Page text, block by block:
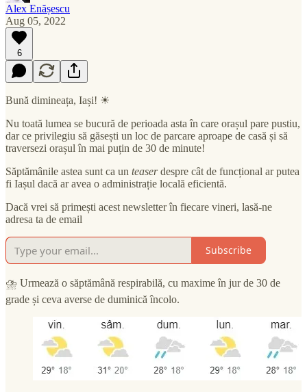
Alex Enășescu
Aug 05, 2022
6
Bună dimineața, Iași! ☀
Nu toată lumea se bucură de perioada asta în care orașul pare pustiu,
dar ce privilegiu să găsești un loc de parcare aproape de casă și să
traversezi orașul în mai puțin de 30 de minute!
Săptămânile astea sunt ca un teaserdespre cât de funcțional ar putea
fi Iașul dacă ar avea o administrație locală eficientă.
Dacă vrei să primești acest newsletter în fiecare vineri, lasă-ne
adresa ta de email
Subscribe
⛈ Urmează o săptămână respirabilă, cu maxime în jur de 30 de
grade și ceva averse de duminică încolo.